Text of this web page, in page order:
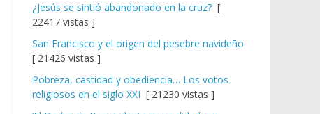
¿Jesús se sintió abandonado en la cruz? [
22417 vistas ]
San Francisco y el origen del pesebre navideño
[ 21426 vistas ]
Pobreza, castidad y obediencia… Los votos
religiosos en el siglo XXI [ 21230 vistas ]